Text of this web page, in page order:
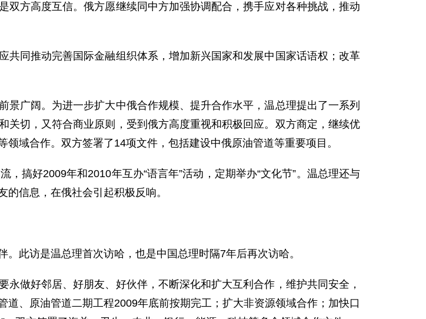
方高度互信。俄方愿继续同中方加强协调配合，携手应对各种挑战，推动
同推动完善国际金融组织体系，增加新兴国家和发展中国家话语权；改革
广阔。为进一步扩大中俄合作规模、提升合作水平，温总理提出了一系列
切，又符合商业原则，受到俄方高度重视和积极回应。双方商定，继续优
域合作。双方签署了14项文件，包括建设中俄原油管道等重要项目。
好2009年和2010年互办“语言年”活动，定期举办“文化节”。温总理还与
信息，在俄社会引起积极反响。
访是温总理首次访哈，也是中国总理时隔7年后再次访哈。
做好邻居、好朋友、好伙伴，不断深化和扩大互利合作，维护共同安全，
、原油管道二期工程2009年底前按期完工；扩大非资源领域合作；加快口